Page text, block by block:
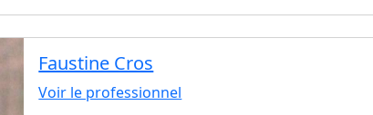
Faustine Cros
Voir le professionnel